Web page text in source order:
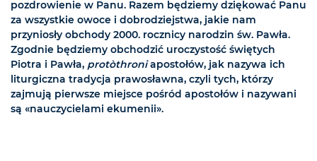
pozdrowienie w Panu. Razem będziemy dziękować Panu
za wszystkie owoce i dobrodziejstwa, jakie nam
przyniosły obchody 2000. rocznicy narodzin św. Pawła.
Zgodnie będziemy obchodzić uroczystość świętych
Piotra i Pawła, protòthroniapostołów, jak nazywa ich
liturgiczna tradycja prawosławna, czyli tych, którzy
zajmują pierwsze miejsce pośród apostołów i nazywani
są «nauczycielami ekumenii».